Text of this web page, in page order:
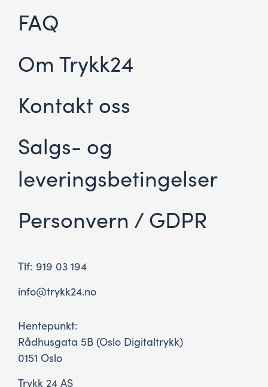
FAQ
Om Trykk24
Kontakt oss
Salgs- og
leveringsbetingelser
Personvern / GDPR
Tlf: 919 03 194
info@trykk24.no
Hentepunkt:
Rådhusgata 5B (Oslo Digitaltrykk)
0151 Oslo
Trykk 24 AS